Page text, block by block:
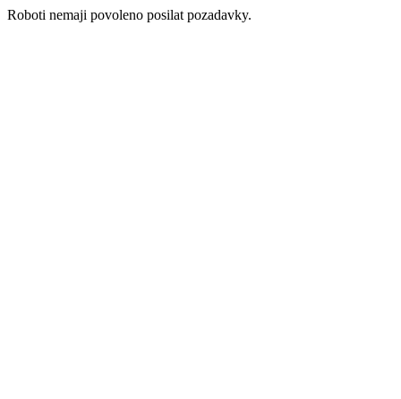
Roboti nemaji povoleno posilat pozadavky.